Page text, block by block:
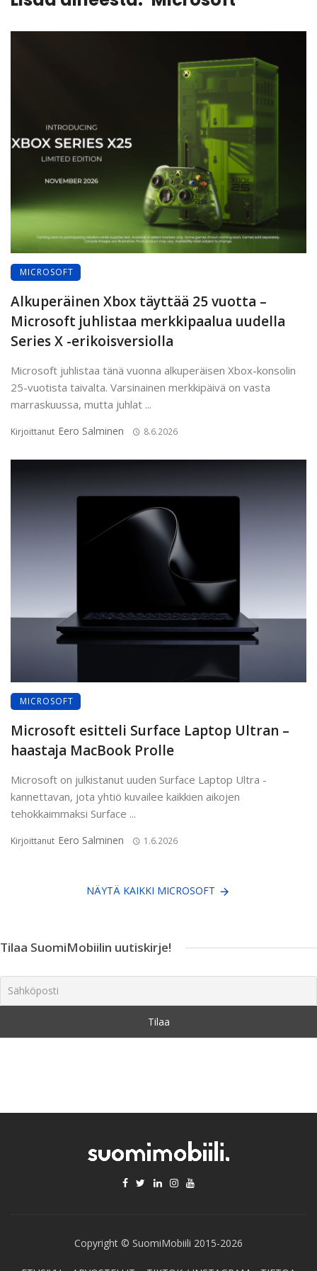
MICROSOFT
Alkuperäinen Xbox täyttää 25 vuotta –
Microsoft juhlistaa merkkipaalua uudella
Series X -erikoisversiolla
Microsoft juhlistaa tänä vuonna alkuperäisen Xbox-konsolin
25-vuotista taivalta. Varsinainen merkkipäivä on vasta
marraskuussa, mutta juhlat ...
Kirjoittanut Eero Salminen 8.6.2026
MICROSOFT
Microsoft esitteli Surface Laptop Ultran –
haastaja MacBook Prolle
Microsoft on julkistanut uuden Surface Laptop Ultra -
kannettavan, jota yhtiö kuvailee kaikkien aikojen
tehokkaimmaksi Surface ...
Kirjoittanut Eero Salminen 1.6.2026
NÄYTÄ KAIKKI MICROSOFT
Tilaa SuomiMobiilin uutiskirje!
Copyright © SuomiMobiili 2015-2026